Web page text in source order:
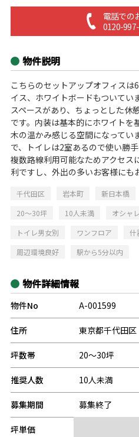
電話での
0120-
物件説明
こちらのセットアップオフィスは
イス、ホワイトボードもついてい
スペースがあり、ちょっとした休
です。内装は基本的にホワイトを
木の温かみ感じる空間になってい
で、トイレは2室あるので使い勝
複数路線利用可能なためアクセス
利ですし、外出の多いお客様にも
千代田区 岩本町 新日本橋
20～30坪
10人未満 オシャ
トイレ男女別
ワンフロア 什
周辺環境良好
駅から5分以内
物件詳細情報
物件No A-001599
住所 東京都千代田区
坪数帯 20～30坪
推奨人数 10人未満
募集期間 募集終了
坪単価